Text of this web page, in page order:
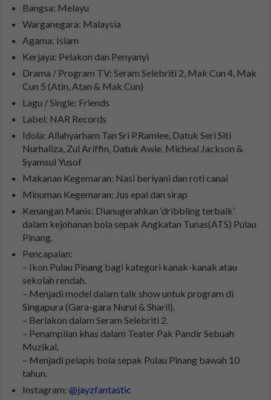
Bangsa: Melayu
Warganegara: Malaysia
Agama: Islam
Kerjaya: Pelakon dan Penyanyi
Drama / Program TV: Seram Selebriti 2, Mak Cun 4, Mak
Cun 5 (Atin, Atan & Mak Cun)
Lagu / Single: Friends
Label: NAR Records
Idola: Allahyarham Tan Sri P.Ramlee, Datuk Seri Siti
Nurhaliza, Zul Ariffin, Datuk Awie, Micheal Jackson &
Syamsul Yusof
Makanan Kegemaran: Nasi beriyani dan roti canai
Minuman Kegemaran: Jus epal dan sirap
Kenangan Manis: Dianugerahkan ‘dribbling terbaik’
dalam kejohanan bola sepak Angkatan Tunas(ATS) Pulau
Pinang.
Pencapaian:
– Ikon Pulau Pinang bagi kategori kanak-kanak atau
sekolah rendah.
– Menjadi model dalam talk show untuk program di
Singapura (Gara-gara Nurul & Sharil).
– Berlakon dalam Seram Selebriti 2.
– Penampilan khas dalam Teater Pak Pandir Sebuah
Muzikal.
– Menjadi pelapis bola sepak Pulau Pinang bawah 10
tahun.
Instagram:@jayzfantastic